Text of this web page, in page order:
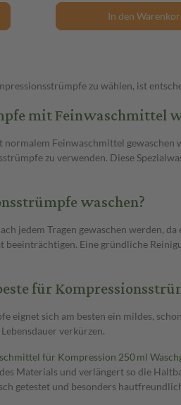
zu wählen, ist
mit Feinwaschmittel
Feinwaschmittel gewaschen
zu verwenden. Diese
waschen?
jedem Tragen gewaschen werden,
Eine gründliche
für
eignet sich am besten ein mildes,
verkürzen.
für Kompression 250 ml
Materials und verlängert so die
getestet und besonders
In den